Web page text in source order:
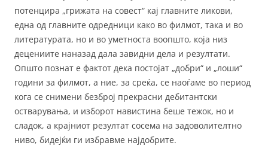
потенцира „грижата на совест“ кај главните ликови,
една од главните одредници како во филмот, така и во
литературата, но и во уметноста воопшто, која низ
децениите наназад дала завидни дела и резултати.
Општо познат е фактот дека постојат „добри“ и „лоши“
години за филмот, а ние, за среќа, се наоѓаме во период
кога се снимени безброј прекрасни дебитантски
остварувања, и изборот навистина беше тежок, но и
сладок, а крајниот резултат сосема на задоволителтно
ниво, бидејќи ги избравме најдобрите.